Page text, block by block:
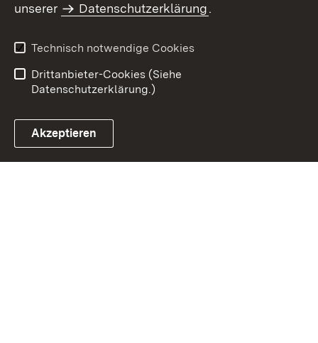
unserer
Datenschutzerklärung.
Technisch notwendige Cookies
Drittanbieter-Cookies (Siehe
Datenschutzerklärung.)
Akzeptieren